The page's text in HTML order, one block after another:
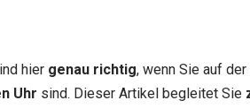
hier genau richtig, wenn Sie auf
Uhr sind. Dieser Artikel begleitet Sie